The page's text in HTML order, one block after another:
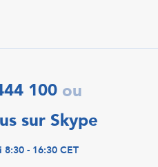
100 ou
sur Skype
- 16:30 CET